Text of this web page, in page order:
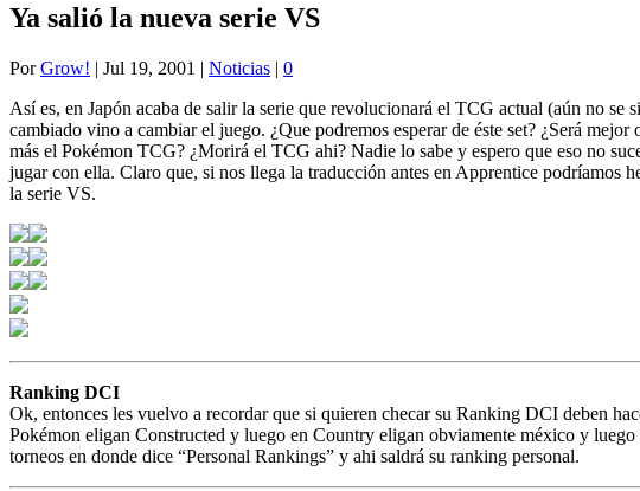
Ya salió la nueva serie VS
PorGrow! | Jul 19, 2001 | Noticias | 0
Así es, en Japón acaba de salir la serie que revolucionará el TCG actual (aún no
cambiado vino a cambiar el juego. ¿Que podremos esperar de éste set? ¿Será
más el Pokémon TCG? ¿Morirá el TCG ahi? Nadie lo sabe y espero que eso no
jugar con ella. Claro que, si nos llega la traducción antes en Apprentice podríamos
la serie VS.
Ranking DCI
Ok, entonces les vuelvo a recordar que si quieren checar su Ranking DCI deben
Pokémon eligan Constructed y luego en Country eligan obviamente méxico y
torneos en donde dice “Personal Rankings” y ahi saldrá su ranking personal.